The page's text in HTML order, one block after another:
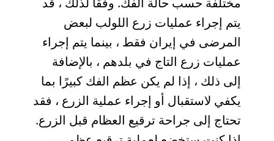
يتم إجراء عمليات زرع اللولب لبعض
المرضى في إيران فقط ، بينما يتم إجراء
عمليات زرع التاج في بلدهم ، بالإضافة
إلى ذلك ، إذا لم يكن عظم الفك كبيرًا بما
يكفي لاستقبال أو إجراء عملية الزرع ، فقد
تحتاج إلى جراحة ترقيع العظام قبل الزرع.